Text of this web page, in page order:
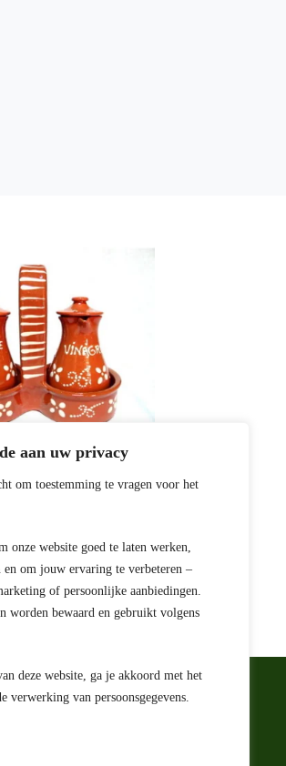
aan uw privacy
om toestemming te vragen voor het
onze website goed te laten werken,
en om jouw ervaring te verbeteren –
of persoonlijke aanbiedingen.
worden bewaard en gebruikt volgens
deze website, ga je akkoord met het
verwerking van persoonsgegevens.